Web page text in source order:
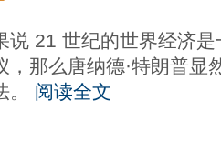
说 21 世纪的世界经济
，那么唐纳德·特朗普显
。 阅读全文